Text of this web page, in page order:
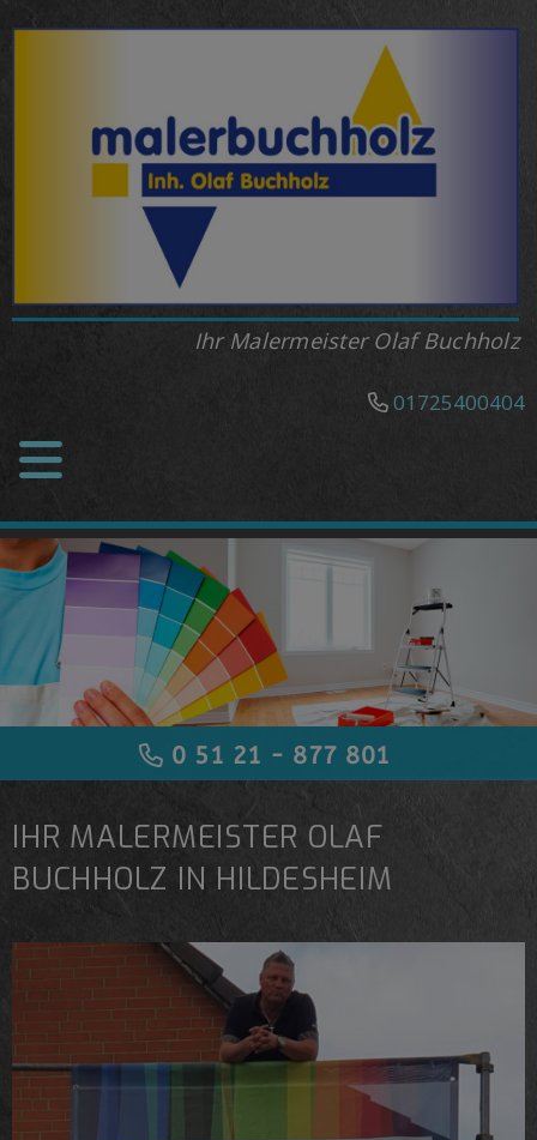
Ihr Malermeister Olaf Buchholz
01725400404
0 51 21 - 877 801
0 51 21 - 877 801
0 51 21 - 877 801
IHR MALERMEISTER OLAF
BUCHHOLZ IN HILDESHEIM